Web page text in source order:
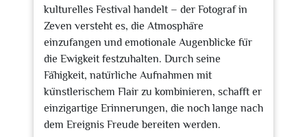
kulturelles Festival handelt – der Fotograf in
Zeven versteht es, die Atmosphäre
einzufangen und emotionale Augenblicke für
die Ewigkeit festzuhalten. Durch seine
Fähigkeit, natürliche Aufnahmen mit
künstlerischem Flair zu kombinieren, schafft er
einzigartige Erinnerungen, die noch lange nach
dem Ereignis Freude bereiten werden.